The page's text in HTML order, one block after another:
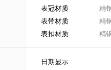
表冠材质
精
表带材质
精
表扣材质
精
日期显示